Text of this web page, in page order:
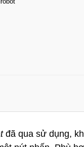
đã qua sử dụng,